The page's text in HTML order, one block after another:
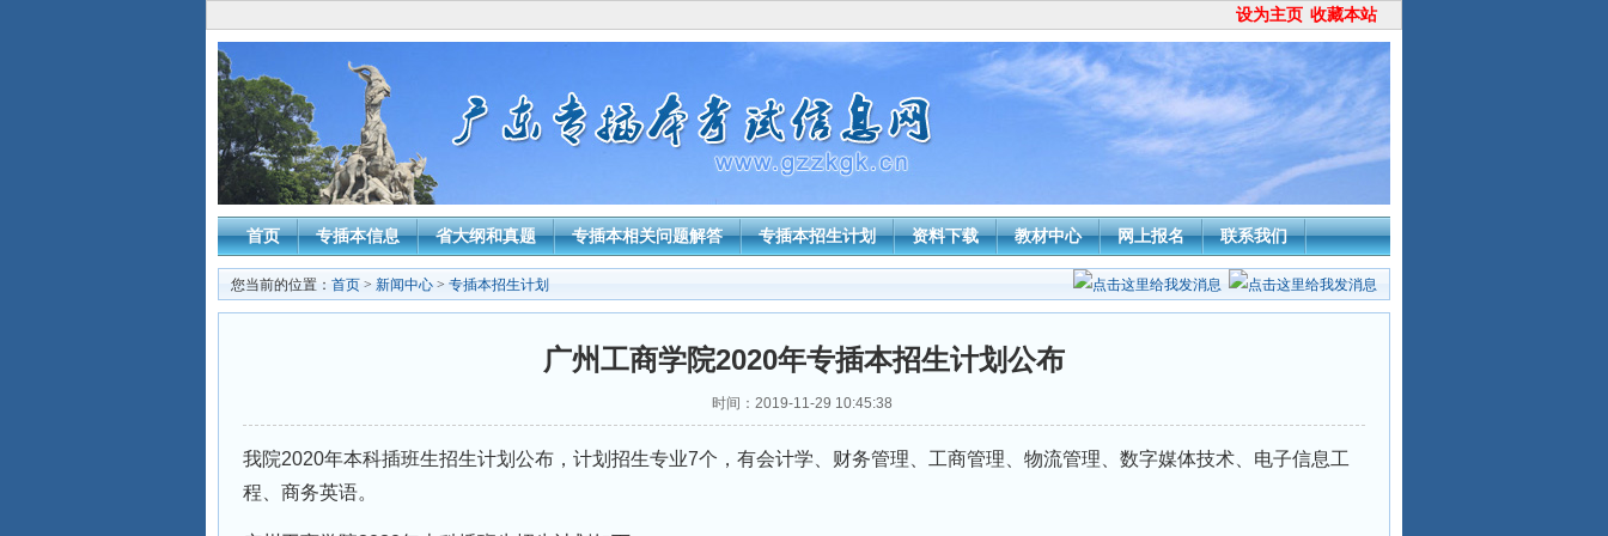
设为主页 收藏本站
首页 专插本信息 省大纲和真题 专插本相关问题解答 专插本招生计划 资料下载 教材中心 网上报名 联系我们
您当前的位置： 首页 > 新闻中心 > 专插本招生计划
广州工商学院2020年专插本招生计划公布
时间：2019-11-29 10:45:38
我院2020年本科插班生招生计划公布，计划招生专业7个，有会计学、财务管理、工商管理、物流管理、数字媒体技术、电子信息工
程、商务英语。